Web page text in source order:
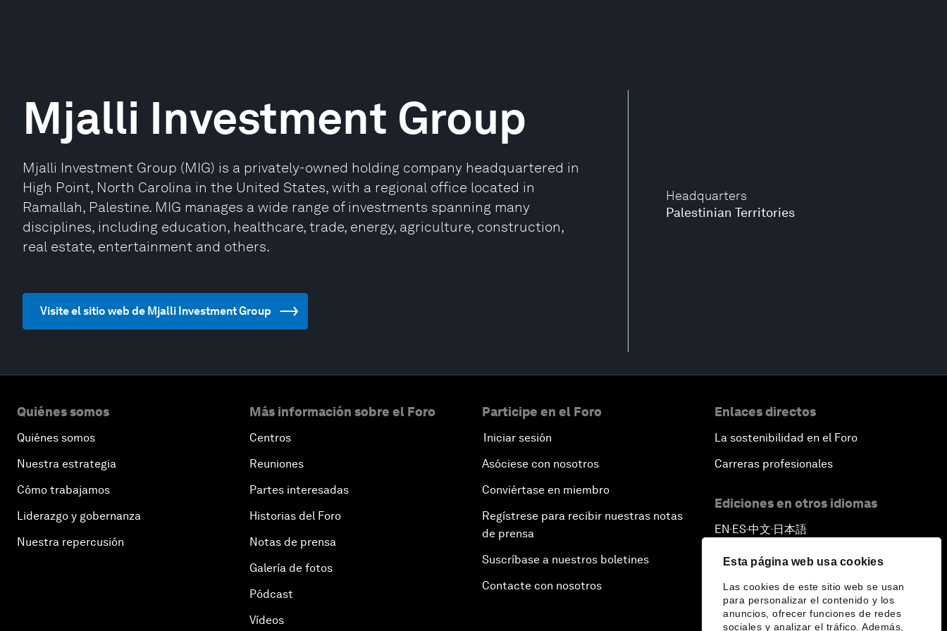
Esta página web usa cookies
Las cookies de este sitio web se usan
para personalizar el contenido y los
anuncios, ofrecer funciones de redes
sociales y analizar el tráfico. Además,
Headquarters
Palestinian Territories
Mjalli Investment Group
Mjalli Investment Group (MIG) is a privately-owned holding company headquartered in
High Point, North Carolina in the United States, with a regional office located in
Ramallah, Palestine. MIG manages a wide range of investments spanning many
disciplines, including education, healthcare, trade, energy, agriculture, construction,
real estate, entertainment and others.
Visite el sitio web de Mjalli Investment Group
Quiénes somos
Quiénes somos
Nuestra estrategia
Cómo trabajamos
Liderazgo y gobernanza
Nuestra repercusión
Más información sobre el Foro
Centros
Reuniones
Partes interesadas
Historias del Foro
Notas de prensa
Galería de fotos
Pódcast
Vídeos
Participe en el Foro
Iniciar sesión
Asóciese con nosotros
Conviértase en miembro
Regístrese para recibir nuestras notas
de prensa
Suscríbase a nuestros boletines
Contacte con nosotros
Enlaces directos
La sostenibilidad en el Foro
Carreras profesionales
Ediciones en otros idiomas
EN ▪ES▪中文▪ 日本語